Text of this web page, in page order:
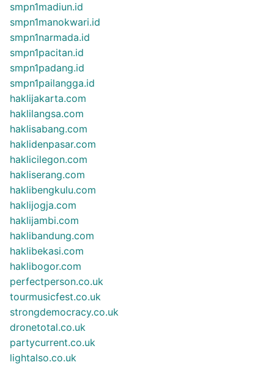
smpn1madiun.id
smpn1manokwari.id
smpn1narmada.id
smpn1pacitan.id
smpn1padang.id
smpn1pailangga.id
haklijakarta.com
haklilangsa.com
haklisabang.com
haklidenpasar.com
haklicilegon.com
hakliserang.com
haklibengkulu.com
haklijogja.com
haklijambi.com
haklibandung.com
haklibekasi.com
haklibogor.com
perfectperson.co.uk
tourmusicfest.co.uk
strongdemocracy.co.uk
dronetotal.co.uk
partycurrent.co.uk
lightalso.co.uk